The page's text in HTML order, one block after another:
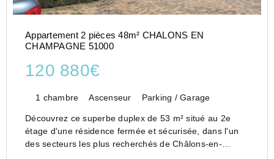
Appartement 2 pièces 48m² CHALONS EN
CHAMPAGNE 51000
120 880€
1 chambre Ascenseur Parking / Garage
Découvrez ce superbe duplex de 53 m² situé au 2e
étage d'une résidence fermée et sécurisée, dans l'un
des secteurs les plus recherchés de Châlons-en-